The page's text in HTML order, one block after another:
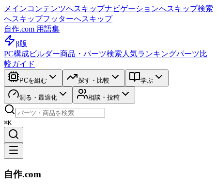
メインコンテンツへスキップナビゲーションへスキップ検索
へスキップフッターへスキップ
自作.com 用語集
β版
PC構成ビルダー商品・パーツ検索 人気ランキングパーツ比
較ガイド
PCを組む 探す・比較 学ぶ
測る・最適化 相談・投稿
⌘K
自作.com